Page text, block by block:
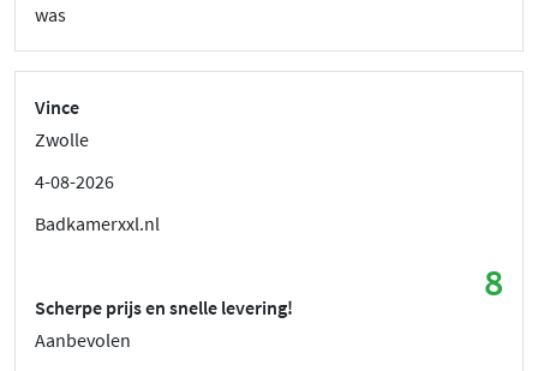
was
Vince
Zwolle
4-08-2026
Badkamerxxl.nl
8
Scherpe prijs en snelle levering!
Aanbevolen